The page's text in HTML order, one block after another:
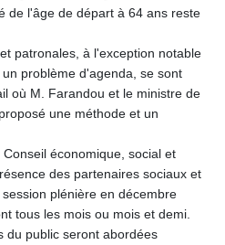
de l'âge de départ à 64 ans reste
patronales, à l'exception notable
problème d'agenda, se sont
où M. Farandou et le ministre de
une méthode et un
économique, social et
des partenaires sociaux et
plénière en décembre
tous les mois ou mois et demi.
du public seront abordées